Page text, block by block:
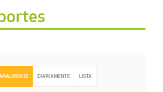
DIARIAMENTE LISTA